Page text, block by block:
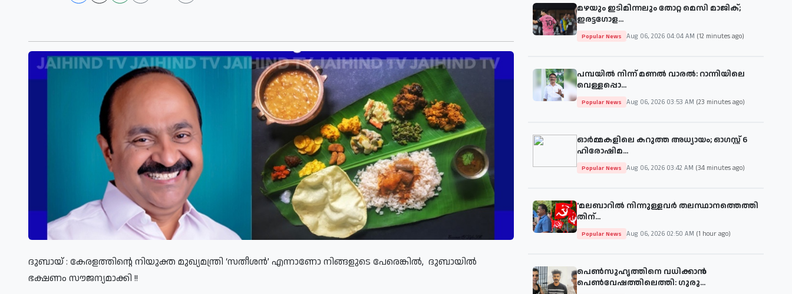
ദുബായ് : കേരളത്തിന്റെ നിയുക്ത മുഖ്യമന്ത്രി ‘സതീശന്‍’ എന്നാണോ നിങ്ങളുടെ പേരെങ്കില്‍, ദുബായില്‍
ഭക്ഷണം സൗജന്യമാക്കി !!
മഴയും ഇടിമിന്നലും തോറ്റ മെസി മാജിക്;
ഇരട്ടഗോള...
Popular News Aug 06, 2026 04:04 AM (12 minutes ago)
പമ്പയിൽ നിന്ന് മണൽ വാരൽ: റാന്നിയിലെ
വെള്ളപ്പൊ...
Popular News Aug 06, 2026 03:53 AM (23 minutes ago)
ഓർമ്മകളിലെ കറുത്ത അധ്യായം; ഓഗസ്റ്റ് 6
ഹിരോഷിമ...
Popular News Aug 06, 2026 03:42 AM (34 minutes ago)
'മലബാറില്‍ നിന്നുള്ളവര്‍ തലസ്ഥാനത്തെത്തി
തിന്...
Popular News Aug 06, 2026 02:50 AM (1 hour ago)
പെൺസുഹൃത്തിനെ വധിക്കാൻ
പെൺവേഷത്തിലെത്തി: ഗുരു...